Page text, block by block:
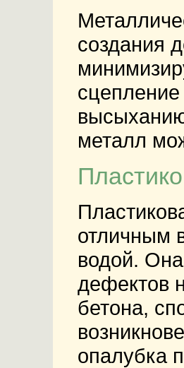
создания
сцепление
металл
отличным
водой.
дефектов
бетона,
опалубка